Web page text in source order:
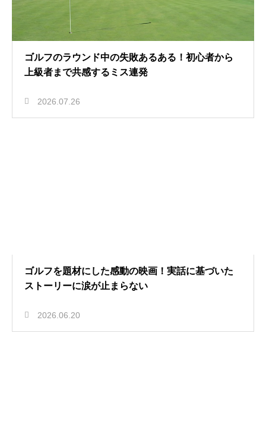
ゴルフのラウンド中の失敗あるある！初心者から
上級者まで共感するミス連発
2026.07.26
ゴルフを題材にした感動の映画！実話に基づいた
ストーリーに涙が止まらない
2026.06.20